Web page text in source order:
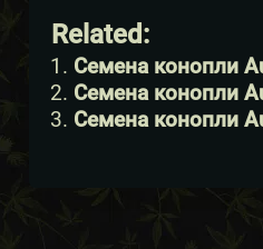
Related:
Семена конопли
Семена конопли
Семена конопли